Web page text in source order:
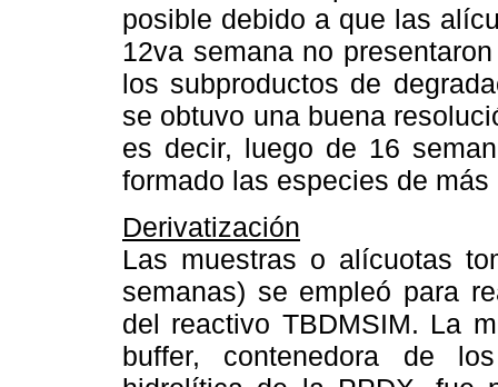
posible debido a que las
12va semana no
los subproductos de
se obtuvo una buena
es decir, luego de 16
formado las especies de
Derivatización
Las muestras o alícuotas
semanas) se empleó para
del reactivo TBDMSIM. La
buffer, contenedora de